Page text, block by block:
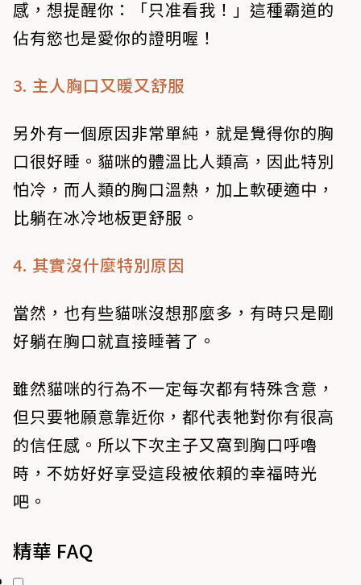
感，想提醒你：「只准看我！」這種霸道的
佔有慾也是愛你的證明喔！
3. 主人胸口又暖又舒服
另外有一個原因非常單純，就是覺得你的胸
口很好睡。貓咪的體溫比人類高，因此特別
怕冷，而人類的胸口溫熱，加上軟硬適中，
比躺在冰冷地板更舒服。
4. 其實沒什麼特別原因
當然，也有些貓咪沒想那麼多，有時只是剛
好躺在胸口就直接睡著了。
雖然貓咪的行為不一定每次都有特殊含意，
但只要牠願意靠近你，都代表牠對你有很高
的信任感。所以下次主子又窩到胸口呼嚕
時，不妨好好享受這段被依賴的幸福時光
吧。
精華 FAQ